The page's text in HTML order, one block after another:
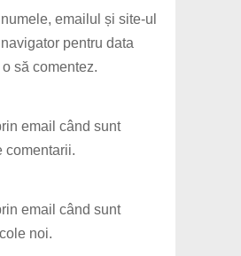
emailul și site-ul
pentru data
să comentez.
email când sunt
comentarii.
email când sunt
noi.